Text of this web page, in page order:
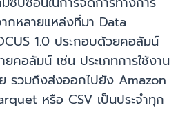
กหลายแหล่งที่มา Data
1.0 ประกอบด้วยคอลัมน์
ยคอลัมน์ เช่น ประเภทการใช้งาน
รวมถึงส่งออกไปยัง Amazon
หรือ CSV เป็นประจำทุก